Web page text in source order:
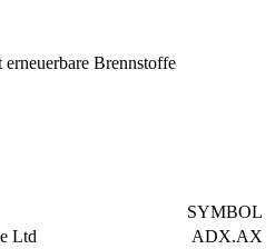
Brennstoffe
SYMBOL
Ltd
ADX.AX